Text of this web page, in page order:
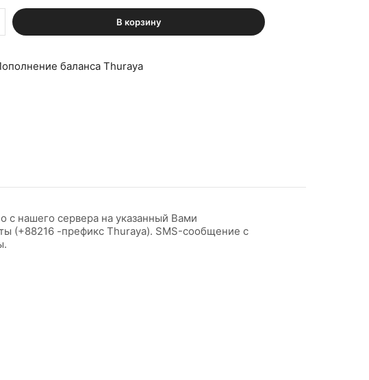
В корзину
баланса Thuraya
с нашего сервера на указанный Вами
(+88216 -префикс Thuraya). SMS-сообщение с